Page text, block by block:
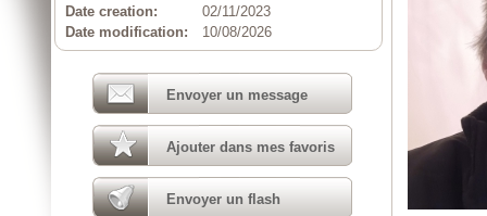
Date creation:
02/11/2023
Date modification:
10/08/2026
Envoyer un message
Ajouter dans mes favoris
Envoyer un flash